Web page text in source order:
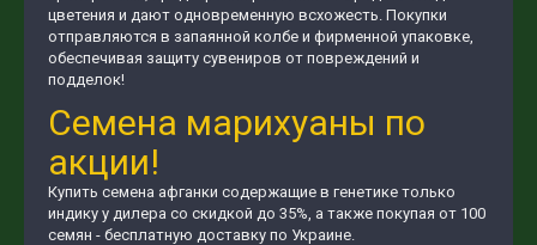
цветения и дают одновременную всхожесть. Покупки
отправляются в запаянной колбе и фирменной упаковке,
обеспечивая защиту сувениров от повреждений и
подделок!
Семена марихуаны по
акции!
Купить семена афганки содержащие в генетике только
индику у дилера со скидкой до 35%, а также покупая от 100
семян - бесплатную доставку по Украине.